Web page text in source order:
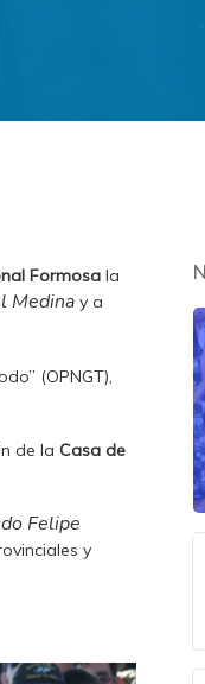
Formosa la
Medina y a
(OPNGT),
de laCasa de
Felipe
y